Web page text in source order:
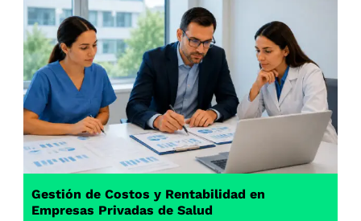
Gestión de Costos y Rentabilidad en
Empresas Privadas de Salud